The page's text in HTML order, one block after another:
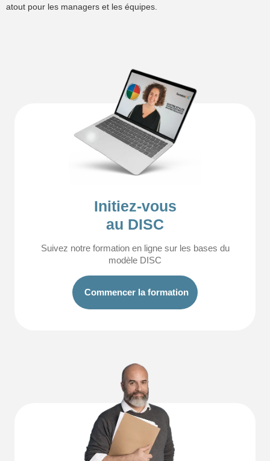
atout pour les managers et les équipes.
Initiez-vous
au DISC
Suivez notre formation en ligne sur les bases du
modèle DISC
Commencer la formation